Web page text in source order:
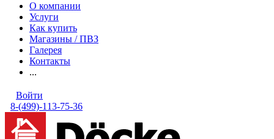
О компании
Услуги
Как купить
Магазины / ПВЗ
Галерея
Контакты
...
Войти
8-(499)-113-75-36